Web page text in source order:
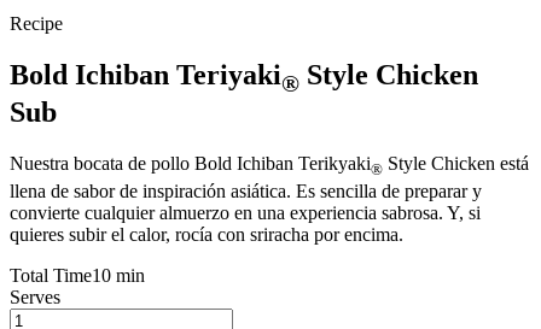
Recipe
Bold Ichiban Teriyaki® Style Chicken
Sub
Nuestra bocata de pollo Bold Ichiban Terikyaki® Style Chicken está
llena de sabor de inspiración asiática. Es sencilla de preparar y
convierte cualquier almuerzo en una experiencia sabrosa. Y, si
quieres subir el calor, rocía con sriracha por encima.
Total Time10 min
Serves